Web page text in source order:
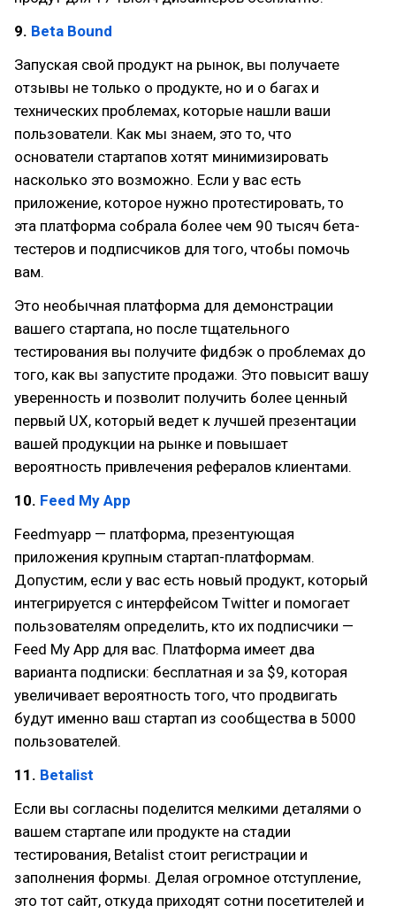
9. Beta Bound
Запуская свой продукт на рынок, вы получаете
отзывы не только о продукте, но и о багах и
технических проблемах, которые нашли ваши
пользователи. Как мы знаем, это то, что
основатели стартапов хотят минимизировать
насколько это возможно. Если у вас есть
приложение, которое нужно протестировать, то
эта платформа собрала более чем 90 тысяч бета-
тестеров и подписчиков для того, чтобы помочь
вам.
Это необычная платформа для демонстрации
вашего стартапа, но после тщательного
тестирования вы получите фидбэк о проблемах до
того, как вы запустите продажи. Это повысит вашу
уверенность и позволит получить более ценный
первый UX, который ведет к лучшей презентации
вашей продукции на рынке и повышает
вероятность привлечения рефералов клиентами.
10. Feed My App
Feedmyapp — платформа, презентующая
приложения крупным стартап-платформам.
Допустим, если у вас есть новый продукт, который
интегрируется с интерфейсом Twitter и помогает
пользователям определить, кто их подписчики —
Feed My App для вас. Платформа имеет два
варианта подписки: бесплатная и за $9, которая
увеличивает вероятность того, что продвигать
будут именно ваш стартап из сообщества в 5000
пользователей.
11. Betalist
Если вы согласны поделится мелкими деталями о
вашем стартапе или продукте на стадии
тестирования, Betalist стоит регистрации и
заполнения формы. Делая огромное отступление,
это тот сайт, откуда приходят сотни посетителей и